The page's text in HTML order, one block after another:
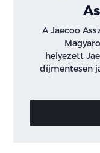
A Jaecoo
helyezett
díjmentesen